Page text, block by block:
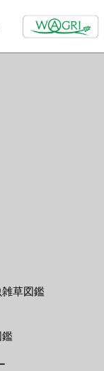
草図鑑
鑑